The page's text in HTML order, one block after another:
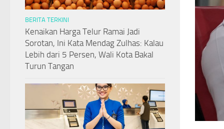
BERITA TERKINI
Kenaikan Harga Telur Ramai Jadi
Sorotan, Ini Kata Mendag Zulhas: Kalau
Lebih dari 5 Persen, Wali Kota Bakal
Turun Tangan